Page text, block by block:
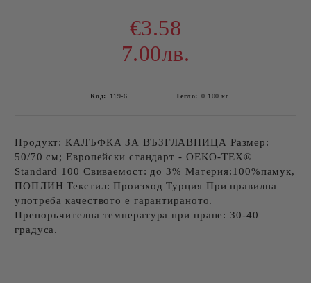
€3.58
7.00лв.
Код: 119-6 Тегло: 0.100 кг
Продукт: КАЛЪФКА ЗА ВЪЗГЛАВНИЦА Размер:
50/70 см; Европейски стандарт - OEKO-TEX®
Standard 100 Свиваемост: до 3% Материя:100%памук,
ПОПЛИН Текстил: Произход Турция При правилна
употреба качеството е гарантираното.
Препоръчителна температура при пране: 30-40
градуса.